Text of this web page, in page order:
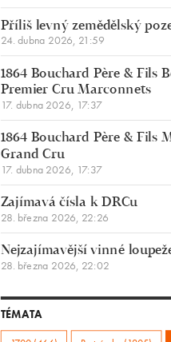
Příliš levný zemědělský
24. dubna 2026, 21:59
1864 Bouchard Père & Fils
Premier Cru Marconnets
17. dubna 2026, 17:37
1864 Bouchard Père & Fils
Grand Cru
17. dubna 2026, 17:37
Zajímavá čísla k DRCu
28. března 2026, 22:26
Nejzajímavější vinné
28. března 2026, 22:02
TÉMATA